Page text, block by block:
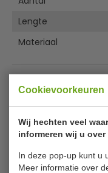
Cookievoorkeuren
Wij hechten veel
informeren wij u
In deze pop-up kunt u
Meer informatie over
Lengte
Materiaal
Gerelateerde